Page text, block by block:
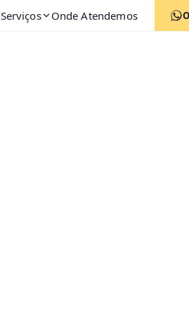
Serviços Onde Atendemos